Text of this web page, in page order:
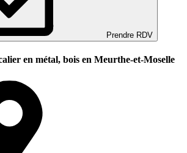
Prendre RDV
en métal, bois en Meurthe-et-Moselle